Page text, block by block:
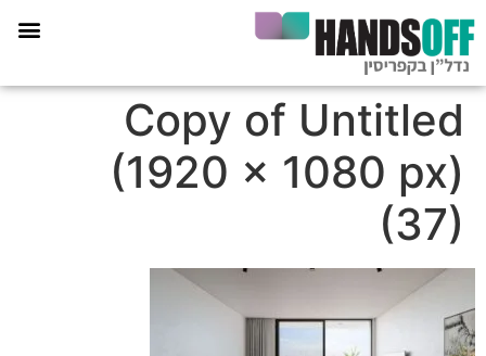
Copy of Untitled
(1920 × 1080 px)
(37)